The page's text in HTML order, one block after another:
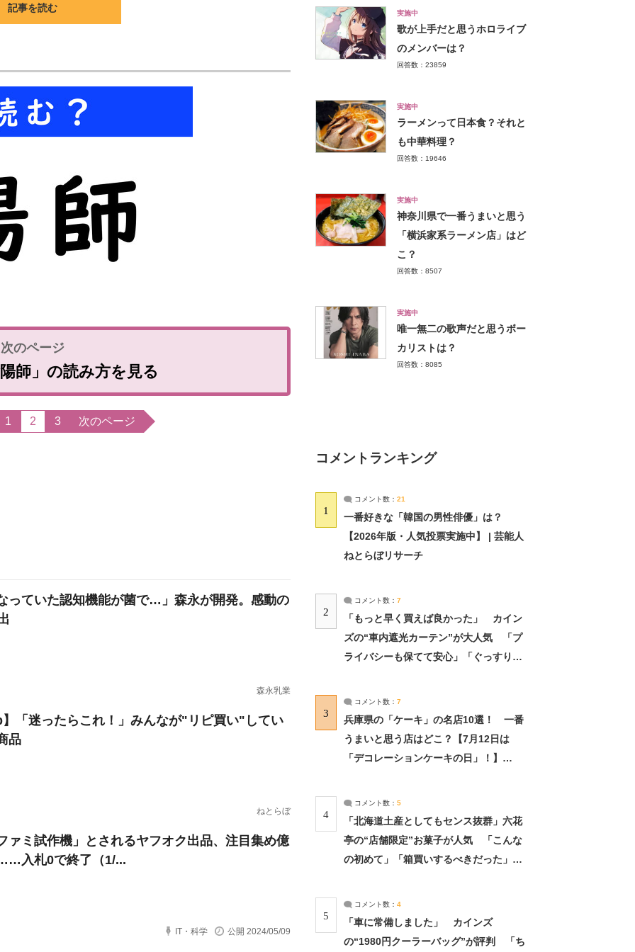
記事を読む
師」の読み方を見る
1 2 3 次のページ
っていた認知機能が菌で…」森永が開発。感動の
森永乳業
「迷ったらこれ！」みんなが"リピ買い"してい
品
ねとらぼ
ァミ試作機」とされるヤフオク出品、注目集め億
入札0で終了（1/...
IT・科学 公開 2024/05/09
実施中
歌が上手だと思うホロライブ
のメンバーは？
回答数：23859
実施中
ラーメンって日本食？それと
も中華料理？
回答数：19646
実施中
神奈川県で一番うまいと思う
「横浜家系ラーメン店」はど
こ？
回答数：8507
実施中
唯一無二の歌声だと思うボー
カリストは？
回答数：8085
コメントランキング
1
コメント数： 21
一番好きな「韓国の男性俳優」は？
【2026年版・人気投票実施中】 | 芸能人
ねとらぼリサーチ
2
コメント数： 7
「もっと早く買えば良かった」 カイン
ズの“車内遮光カーテン”が大人気 「プ
ライバシーも保てて安心」「ぐっすり眠
3
コメント数： 7
兵庫県の「ケーキ」の名店10選！ 一番
うまいと思う店はどこ？【7月12日は
「デコレーションケーキの日」！】
4
コメント数： 5
「北海道土産としてもセンス抜群」六花
亭の“店舗限定”お菓子が人気 「こんな
の初めて」「箱買いするべきだった」
5
コメント数： 4
「車に常備しました」 カインズ
の“1980円クーラーバッグ”が評判 「ち